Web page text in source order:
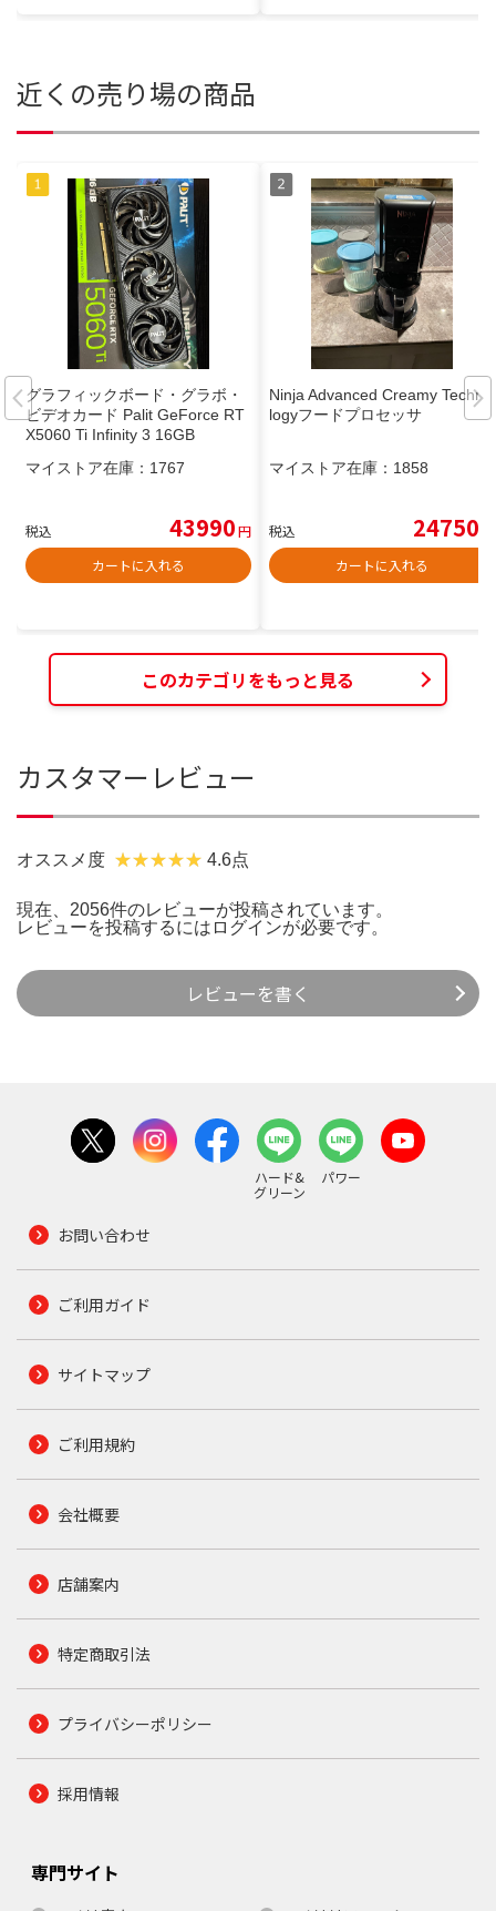
近くの売り場の商品
グラフィックボード・グラボ・
ビデオカード Palit GeForce RT
X5060 Ti Infinity 3 16GB
マイストア在庫： 1767
税込 43990円
カートに入れる
Ninja Advanced Creamy Techno
logyフードプロセッサ
マイストア在庫： 1858
税込 24750
カートに入れる
このカテゴリをもっと見る
カスタマーレビュー
オススメ度 4.6点
現在、2056件のレビューが投稿されています。
レビューを投稿するには ログインが必要です。
レビューを書く
ハード&
グリーン
パワー
お問い合わせ
ご利用ガイド
サイトマップ
ご利用規約
会社概要
店舗案内
特定商取引法
プライバシーポリシー
採用情報
専門サイト